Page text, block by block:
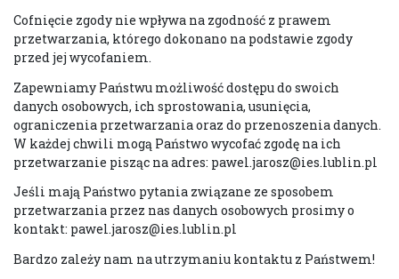
Cofnięcie zgody nie wpływa na zgodność z prawem
przetwarzania, którego dokonano na podstawie zgody
przed jej wycofaniem.
Zapewniamy Państwu możliwość dostępu do swoich
danych osobowych, ich sprostowania, usunięcia,
ograniczenia przetwarzania oraz do przenoszenia danych.
W każdej chwili mogą Państwo wycofać zgodę na ich
przetwarzanie pisząc na adres: pawel.jarosz@ies.lublin.pl
Jeśli mają Państwo pytania związane ze sposobem
przetwarzania przez nas danych osobowych prosimy o
kontakt: pawel.jarosz@ies.lublin.pl
Bardzo zależy nam na utrzymaniu kontaktu z Państwem!